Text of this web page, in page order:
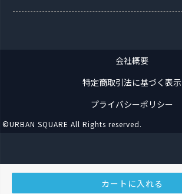
カートに入れる
会社概要
特定商取引法に基づく表示
プライバシーポリシー
©URBAN SQUARE All Rights reserved.